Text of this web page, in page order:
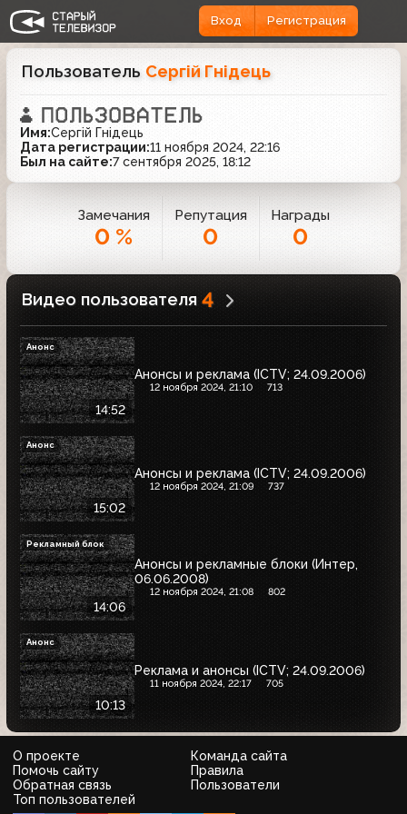
Вход Регистрация
Замечания
0 %
Репутация
0
Награды
0
Пользователь Сергій Гнідець
Имя:Сергій Гнідець
Дата регистрации:11 ноября 2024, 22:16
Был на сайте:7 сентября 2025, 18:12
Видео пользователя 4
14:52
Анонсы и реклама (ICTV; 24.09.2006)
12 ноября 2024, 21:10 713
Анонс
15:02
Анонсы и реклама (ICTV; 24.09.2006)
12 ноября 2024, 21:09 737
Анонс
14:06
Анонсы и рекламные блоки (Интер,
06.06.2008)
12 ноября 2024, 21:08 802
Рекламный блок
10:13
Реклама и анонсы (ICTV; 24.09.2006)
11 ноября 2024, 22:17 705
Анонс
О проекте
Команда сайта
Помочь сайту
Правила
Обратная связь
Пользователи
Топ пользователей